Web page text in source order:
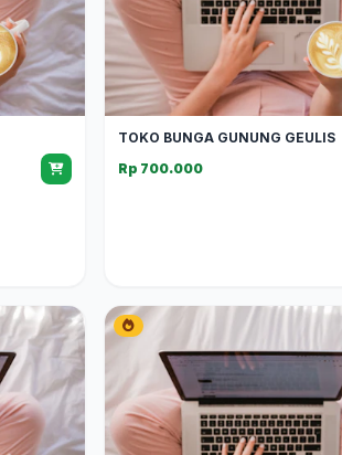
TOKO BUNGA GUNUNG GEULIS
Rp 700.000